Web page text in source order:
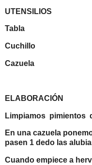
UTENSILIOS
Tabla
Cuchillo
Cazuela
ELABORACIÓN
Limpiamos pimientos
En una cazuela
pasen 1 dedo las
Cuando empiece a